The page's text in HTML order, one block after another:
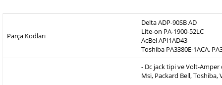
Parça Kodları
Delta ADP-90SB AD
Lite-on PA-1900-52LC
AcBel API1AD43
Toshiba PA3380E-1ACA,
- Dc jack tipi ve Volt-
Msi, Packard Bell,